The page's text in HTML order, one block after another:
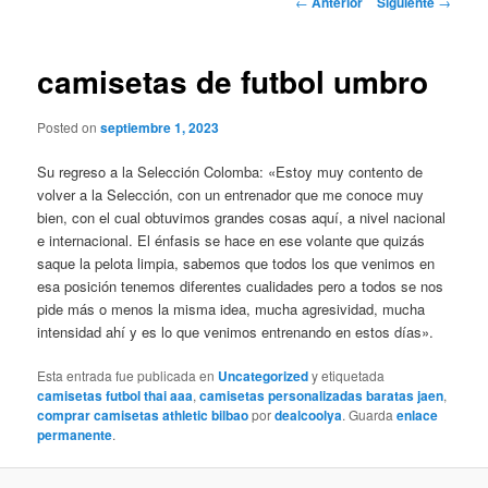
camisetas de futbol umbro
Posted onseptiembre 1, 2023
Su regreso a la Selección Colomba: «Estoy muy contento de
volver a la Selección, con un entrenador que me conoce muy
bien, con el cual obtuvimos grandes cosas aquí, a nivel nacional
e internacional. El énfasis se hace en ese volante que quizás
saque la pelota limpia, sabemos que todos los que venimos en
esa posición tenemos diferentes cualidades pero a todos se nos
pide más o menos la misma idea, mucha agresividad, mucha
intensidad ahí y es lo que venimos entrenando en estos días».
Esta entrada fue publicada en Uncategorizedy etiquetada
camisetas futbol thai aaa,camisetas personalizadas baratas jaen,
comprar camisetas athletic bilbaopordealcoolya. Guardaenlace
permanente.